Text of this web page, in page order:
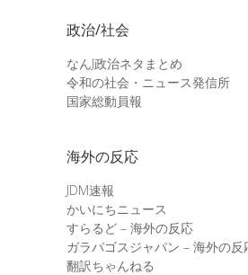
政治/社会
なんJ政治ネタまとめ
令和の社会・ニュース発信所
国家総動員報
海外の反応
JDM速報
かいにちニュース
すらるど – 海外の反応
ガラパゴスジャパン – 海外の反
翻訳ちゃんねる